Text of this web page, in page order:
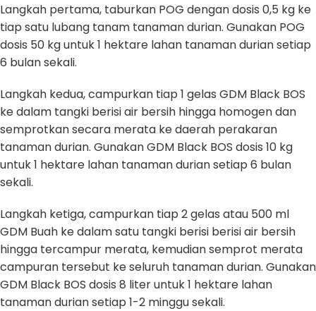
Langkah pertama, taburkan POG dengan dosis 0,5 kg ke
tiap satu lubang tanam tanaman durian. Gunakan POG
dosis 50 kg untuk 1 hektare lahan tanaman durian setiap
6 bulan sekali.
Langkah kedua, campurkan tiap 1 gelas GDM Black BOS
ke dalam tangki berisi air bersih hingga homogen dan
semprotkan secara merata ke daerah perakaran
tanaman durian. Gunakan GDM Black BOS dosis 10 kg
untuk 1 hektare lahan tanaman durian setiap 6 bulan
sekali.
Langkah ketiga, campurkan tiap 2 gelas atau 500 ml
GDM Buah ke dalam satu tangki berisi berisi air bersih
hingga tercampur merata, kemudian semprot merata
campuran tersebut ke seluruh tanaman durian. Gunakan
GDM Black BOS dosis 8 liter untuk 1 hektare lahan
tanaman durian setiap 1-2 minggu sekali.